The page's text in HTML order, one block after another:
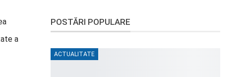
a
POSTĂRI POPULARE
ACTUALITATE